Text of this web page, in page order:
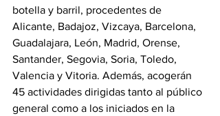
botella y barril, procedentes de
Alicante, Badajoz, Vizcaya, Barcelona,
Guadalajara, León, Madrid, Orense,
Santander, Segovia, Soria, Toledo,
Valencia y Vitoria. Además, acogerán
45 actividades dirigidas tanto al público
general como a los iniciados en la